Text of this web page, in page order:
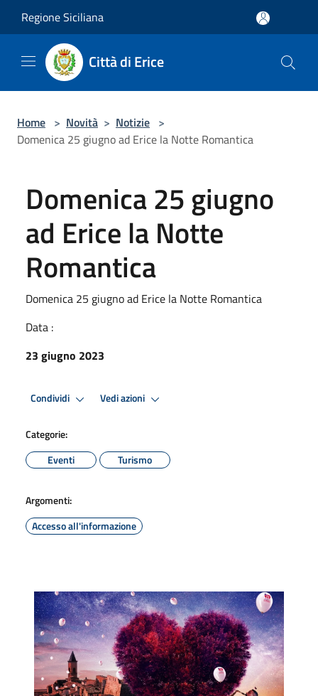
Regione Siciliana
Città di Erice
Home > Novità > Notizie >
Domenica 25 giugno ad Erice la Notte Romantica
Domenica 25 giugno
ad Erice la Notte
Romantica
Domenica 25 giugno ad Erice la Notte Romantica
Data :
23 giugno 2023
Condividi Vedi azioni
Categorie:
Eventi
Turismo
Argomenti:
Accesso all'informazione